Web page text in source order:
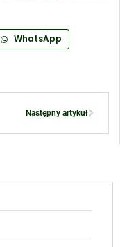
WhatsApp
Następny artykuł